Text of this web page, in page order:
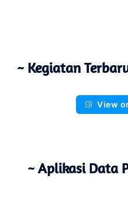
~ Kegiatan
View
~ Aplikasi Data